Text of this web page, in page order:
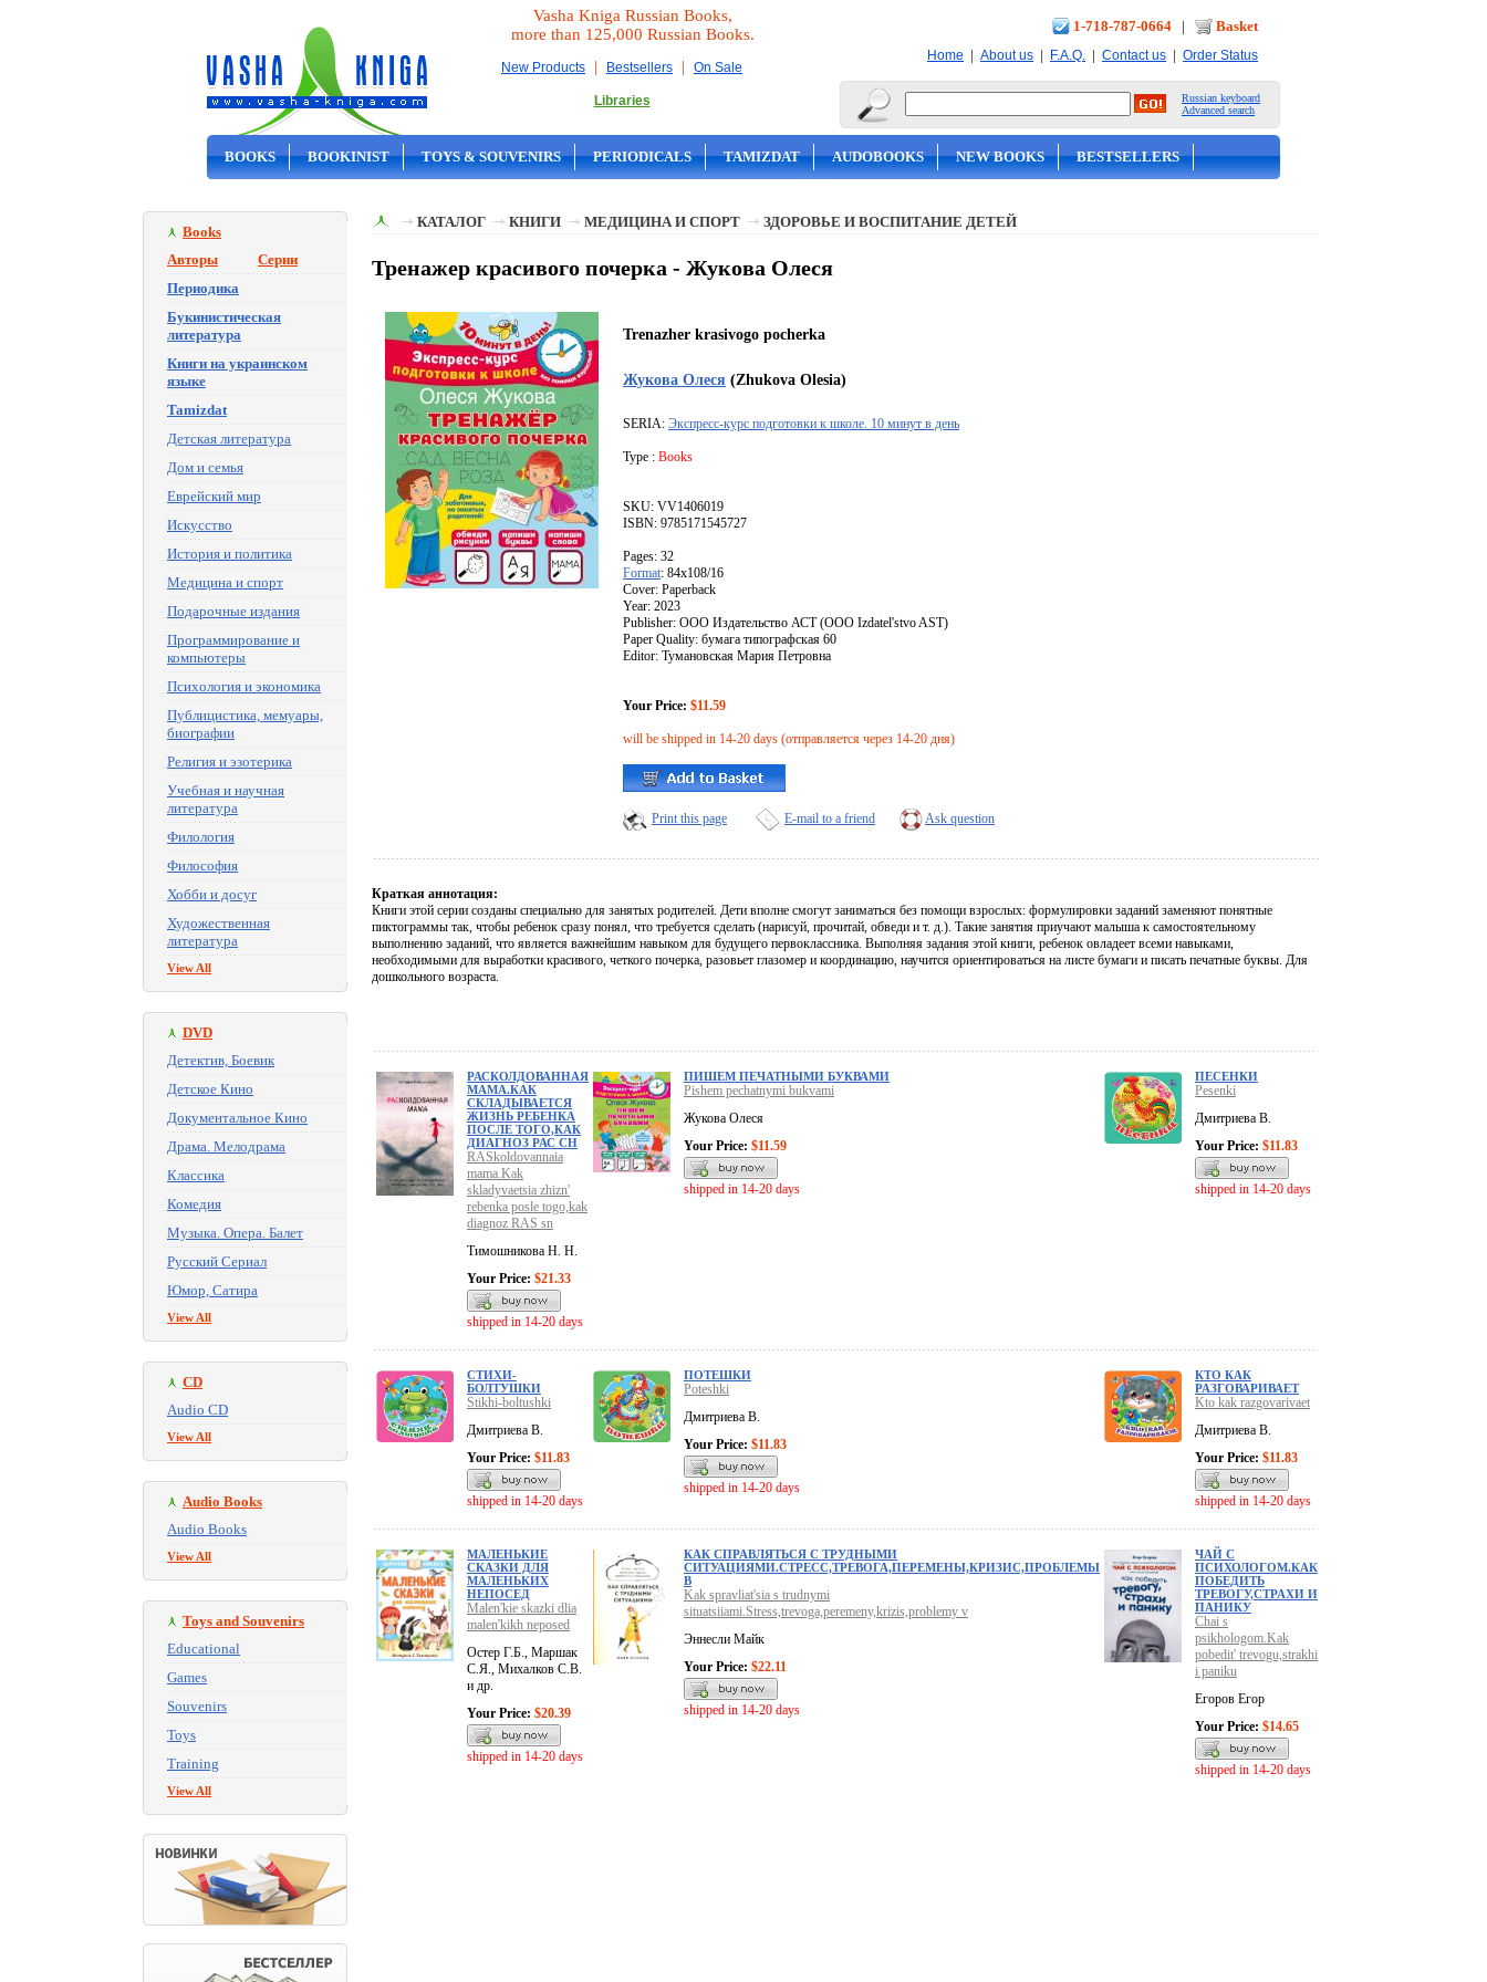
Vasha Kniga Russian Books,
more than 125,000 Russian Books.
New Products | Bestsellers | On Sale
Libraries
1-718-787-0664 | Basket
Home | About us | F.A.Q. | Contact us | Order Status
Russian keyboard
Advanced search
BOOKS BOOKINIST TOYS & SOUVENIRS PERIODICALS TAMIZDAT AUDOBOOKS NEW BOOKS BESTSELLERS
Books
Авторы
Серии
Периодика
Букинистическая
литература
Книги на украинском
языке
Tamizdat
Детская литература
Дом и семья
Еврейский мир
Искусство
История и политика
Медицина и спорт
Подарочные издания
Программирование и
компьютеры
Психология и экономика
Публицистика, мемуары,
биографии
Религия и эзотерика
Учебная и научная
литература
Филология
Философия
Хобби и досуг
Художественная
литература
View All
DVD
Детектив, Боевик
Детское Кино
Документальное Кино
Драма. Мелодрама
Классика
Комедия
Музыка. Опера. Балет
Русский Сериал
Юмор, Сатира
View All
CD
Audio CD
View All
Audio Books
Audio Books
View All
Toys and Souvenirs
Educational
Games
Souvenirs
Toys
Training
View All
КАТАЛОГ КНИГИ МЕДИЦИНА И СПОРТ ЗДОРОВЬЕ И ВОСПИТАНИЕ ДЕТЕЙ
Тренажер красивого почерка - Жукова Олеся
Trenazher krasivogo pocherka
Жукова Олеся (Zhukova Olesia)
SERIA: Экспресс-курс подготовки к школе. 10 минут в день
Type : Books
SKU: VV1406019
ISBN: 9785171545727
Pages: 32
Format: 84x108/16
Cover: Paperback
Year: 2023
Publisher: ООО Издательство АСТ (OOO Izdatel'stvo AST)
Paper Quality: бумага типографская 60
Editor: Тумановская Мария Петровна
Your Price: $11.59
will be shipped in 14-20 days (отправляется через 14-20 дня)
Print this page E-mail to a friend Ask question
Краткая аннотация:
Книги этой серии созданы специально для занятых родителей. Дети вполне смогут заниматься без помощи взрослых: формулировки заданий заменяют понятные
пиктограммы так, чтобы ребенок сразу понял, что требуется сделать (нарисуй, прочитай, обведи и т. д.). Такие занятия приучают малыша к самостоятельному
выполнению заданий, что является важнейшим навыком для будущего первоклассника. Выполняя задания этой книги, ребенок овладеет всеми навыками,
необходимыми для выработки красивого, четкого почерка, разовьет глазомер и координацию, научится ориентироваться на листе бумаги и писать печатные буквы. Для
дошкольного возраста.
РАСКОЛДОВАННАЯ
МАМА.КАК
СКЛАДЫВАЕТСЯ
ЖИЗНЬ РЕБЕНКА
ПОСЛЕ ТОГО,КАК
ДИАГНОЗ РАС СН
RASkoldovannaia
mama.Kak
skladyvaetsia zhizn'
rebenka posle togo,kak
diagnoz RAS sn
Тимошникова Н. Н.
Your Price: $21.33
shipped in 14-20 days
ПИШЕМ ПЕЧАТНЫМИ БУКВАМИ
Pishem pechatnymi bukvami
Жукова Олеся
Your Price: $11.59
shipped in 14-20 days
ПЕСЕНКИ
Pesenki
Дмитриева В.
Your Price: $11.83
shipped in 14-20 days
СТИХИ-
БОЛТУШКИ
Stikhi-boltushki
Дмитриева В.
Your Price: $11.83
shipped in 14-20 days
ПОТЕШКИ
Poteshki
Дмитриева В.
Your Price: $11.83
shipped in 14-20 days
КТО КАК
РАЗГОВАРИВАЕТ
Kto kak razgovarivaet
Дмитриева В.
Your Price: $11.83
shipped in 14-20 days
МАЛЕНЬКИЕ
СКАЗКИ ДЛЯ
МАЛЕНЬКИХ
НЕПОСЕД
Malen'kie skazki dlia
malen'kikh neposed
Остер Г.Б., Маршак
С.Я., Михалков С.В.
и др.
Your Price: $20.39
shipped in 14-20 days
КАК СПРАВЛЯТЬСЯ С ТРУДНЫМИ
СИТУАЦИЯМИ.СТРЕСС,ТРЕВОГА,ПЕРЕМЕНЫ,КРИЗИС,ПРОБЛЕМЫ
В
Kak spravliat'sia s trudnymi
situatsiiami.Stress,trevoga,peremeny,krizis,problemy v
Эннесли Майк
Your Price: $22.11
shipped in 14-20 days
ЧАЙ С
ПСИХОЛОГОМ.КАК
ПОБЕДИТЬ
ТРЕВОГУ,СТРАХИ И
ПАНИКУ
Chai s
psikhologom.Kak
pobedit' trevogu,strakhi
i paniku
Егоров Егор
Your Price: $14.65
shipped in 14-20 days